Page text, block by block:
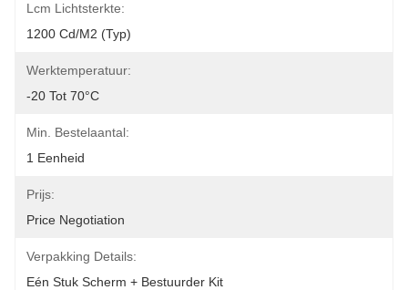
Lcm Lichtsterkte:
1200 Cd/m2 (typ)
Werktemperatuur:
-20 Tot 70°C
Min. Bestelaantal:
1 Eenheid
Prijs:
Price Negotiation
Verpakking Details:
Eén Stuk Scherm + Bestuurder Kit